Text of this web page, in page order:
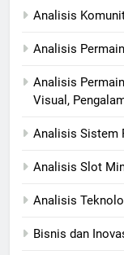
Analisis
Analisis
Analisis
Visual,
Analisis Sistem
Analisis Slot
Analisis
Bisnis dan